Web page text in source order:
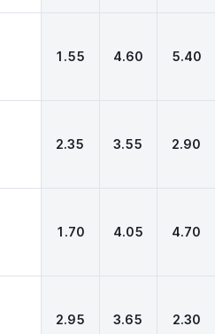
1.55 4.60 5.40
2.35 3.55 2.90
1.70 4.05 4.70
2.95 3.65 2.30